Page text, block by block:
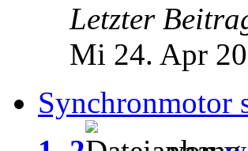
Letzter
Mi 24. Apr
Synchronmotor